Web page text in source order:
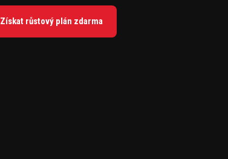
Získat růstový plán zdarma